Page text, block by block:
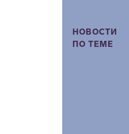
НОВОСТИ
ПО ТЕМЕ